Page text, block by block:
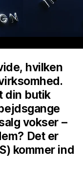
hvilken
din butik
vokser –
Det er
kommer ind